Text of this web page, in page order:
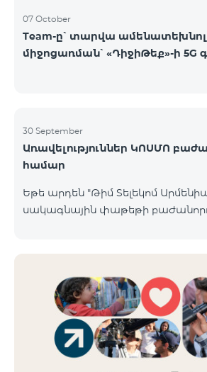
07 October
Team-ը՝ տարվա
միջոցառման՝ «ԴիջիԹեք»-ի 5G
30 September
Առավելություններ ԿՈՍՄՈ
համար
Եթե արդեն "Թիմ Տելեկոմ
սակագնային փաթեթի
մեկ հպումով ու անսպառ
Place-ի Aqara
ծառայությունների փաթեթների
բաժանորդները ունեն
բերելու Aqara ապրանքանիշի
սարքավորումները հատուկ